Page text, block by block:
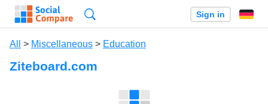
Sign in
All > Miscellaneous > Education
Ziteboard.com